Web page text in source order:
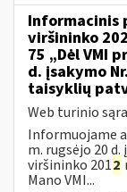
Informacinis
viršininko
75 „Dėl VMI
d. įsakymo
taisyklių
Web turinio
Informuojame
m. rugsėjo 20 d.
viršininko 2012
Mano VMI...